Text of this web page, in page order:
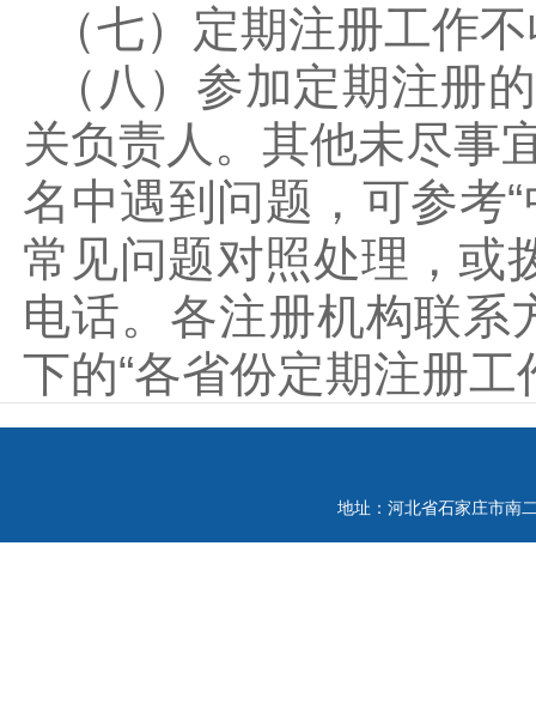
（七）定期注册工作
（八）参加定期注册
关负责人。其他未尽事
名中遇到问题，可参
常见问题对照处理，或
电话。各注册机构联系
下的“各省份定期注册工
地址：河北省石家庄市南